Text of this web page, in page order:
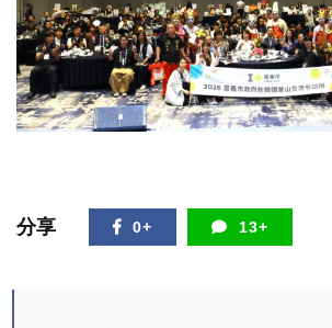
分享 0+ 13+